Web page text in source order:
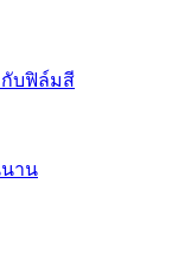
กับฟิล์มสี
าน